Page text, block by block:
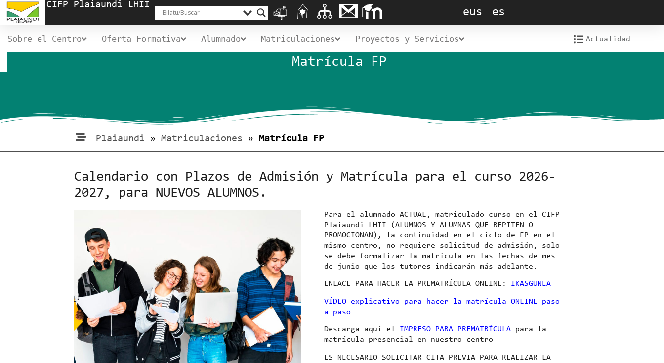
CIFP Plaiaundi LHII
eus es
Sobre el Centro Oferta Formativa Alumnado Matriculaciones Proyectos y Servicios Actualidad
Matrícula FP
Plaiaundi »Matriculaciones »Matrícula FP
Calendario con Plazos de Admisión y Matrícula para el curso 2026-
2027, para NUEVOS ALUMNOS.
Para el alumnado ACTUAL, matriculado curso en el CIFP
Plaiaundi LHII (ALUMNOS Y ALUMNAS QUE REPITEN O
PROMOCIONAN), la continuidad en el ciclo de FP en el
mismo centro, no requiere solicitud de admisión, solo
se debe formalizar la matrícula en las fechas de mes
de junio que los tutores indicarán más adelante.
ENLACE PARA HACER LA PREMATRÍCULA ONLINE: IKASGUNEA
VÍDEO explicativo para hacer la matrícula ONLINE paso
a paso
Descarga aquí el IMPRESO PARA PREMATRÍCULA para la
matrícula presencial en nuestro centro
ES NECESARIO SOLICITAR CITA PREVIA PARA REALIZAR LA